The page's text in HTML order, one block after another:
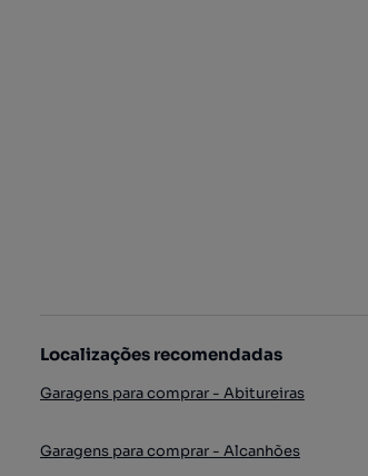
Localizações recomendadas
Garagens para comprar - Abitureiras
Garagens para comprar - Alcanhões